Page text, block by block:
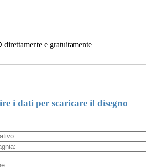
e gratuitamente
i dati per scaricare il disegno